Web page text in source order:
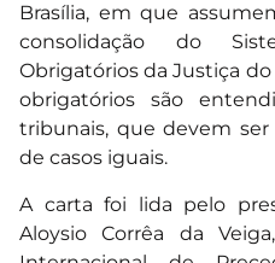
Brasília, em que
consolidação do
Obrigatórios da Justiça
obrigatórios são
tribunais, que devem
de casos iguais.
A carta foi lida pelo
Aloysio Corrêa da